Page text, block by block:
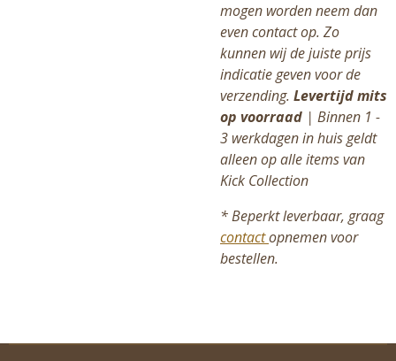
mogen worden neem dan
even contact op. Zo
kunnen wij de juiste prijs
indicatie geven voor de
verzending. Levertijd mits
op voorraad | Binnen 1 -
3 werkdagen in huis geldt
alleen op alle items van
Kick Collection
* Beperkt leverbaar, graag
contactopnemen voor
bestellen.